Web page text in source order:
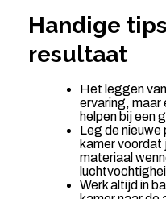
Handige
resultaat
Het leggen
ervaring, maar
helpen bij een
Leg de nieuwe
kamer voordat
materiaal
Werk altijd in